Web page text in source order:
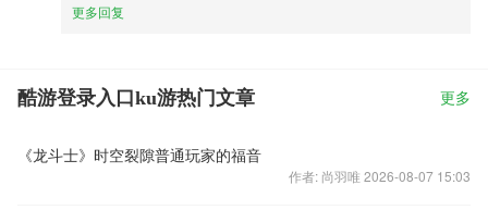
更多回复
酷游登录入口ku游热门文章 更多
《龙斗士》时空裂隙普通玩家的福音
作者: 尚羽唯 2026-08-07 15:03